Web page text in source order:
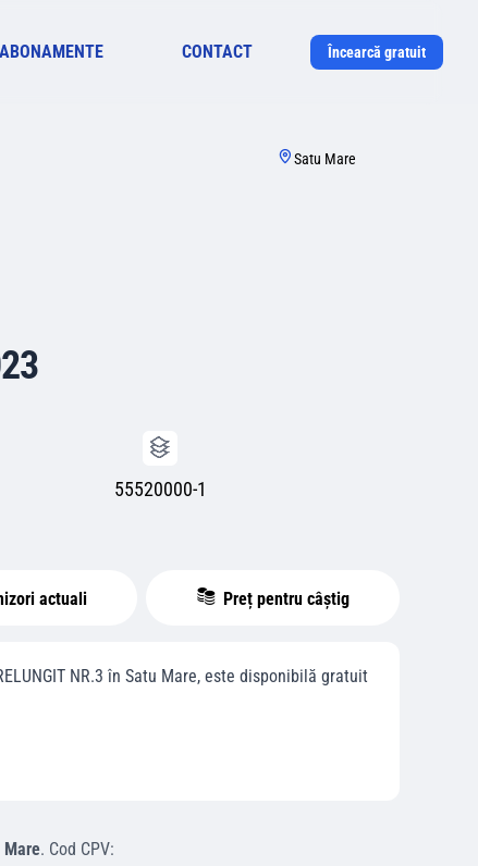
ABONAMENTE CONTACT Încearcă gratuit
Satu Mare
55520000-1
actuali Preț pentru câștig
NR.3 în Satu Mare, este disponibilă gratuit
Mare. Cod CPV: